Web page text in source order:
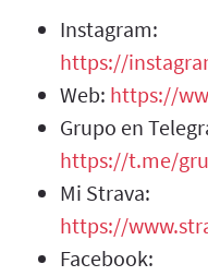
Instagram:
https://
Web: https://
Grupo en
https://t.me/
Mi Strava:
https://
Facebook: